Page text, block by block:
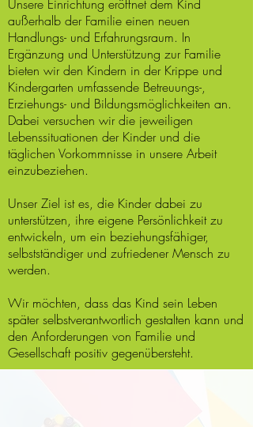
Unsere Einrichtung eröffnet dem Kind
außerhalb der Familie einen neuen
Handlungs- und Erfahrungsraum. In
Ergänzung und Unterstützung zur Familie
bieten wir den Kindern in der Krippe und
Kindergarten umfassende Betreuungs-,
Erziehungs- und Bildungsmöglichkeiten an.
Dabei versuchen wir die jeweiligen
Lebenssituationen der Kinder und die
täglichen Vorkommnisse in unsere Arbeit
einzubeziehen.
Unser Ziel ist es, die Kinder dabei zu
unterstützen, ihre eigene Persönlichkeit zu
entwickeln, um ein beziehungsfähiger,
selbstständiger und zufriedener Mensch zu
werden.
Wir möchten, dass das Kind sein Leben
später selbstverantwortlich gestalten kann und
den Anforderungen von Familie und
Gesellschaft positiv gegenübersteht.